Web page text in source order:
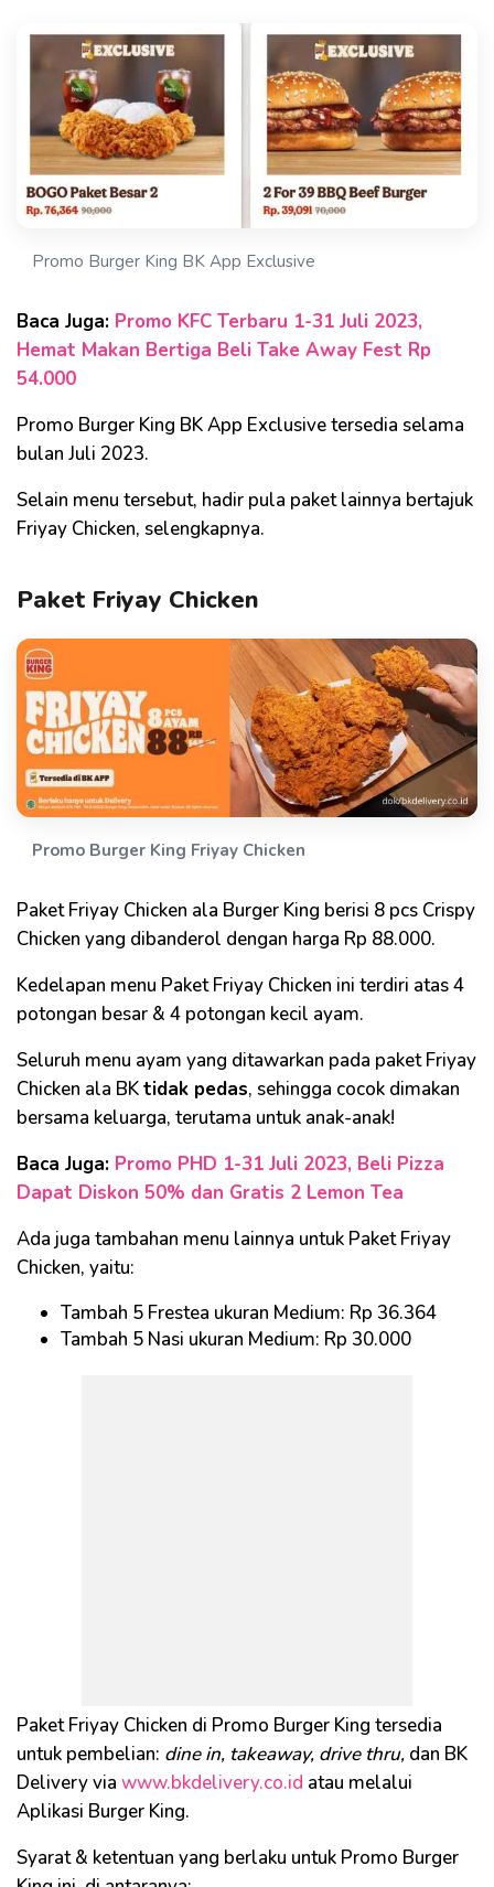
Promo Burger King BK App Exclusive
Baca Juga: Promo KFC Terbaru 1-31 Juli 2023,
Hemat Makan Bertiga Beli Take Away Fest Rp
54.000
Promo Burger King BK App Exclusive tersedia selama
bulan Juli 2023.
Selain menu tersebut, hadir pula paket lainnya bertajuk
Friyay Chicken, selengkapnya.
Paket Friyay Chicken
Promo Burger King Friyay Chicken
Paket Friyay Chicken ala Burger King berisi 8 pcs Crispy
Chicken yang dibanderol dengan harga Rp 88.000.
Kedelapan menu Paket Friyay Chicken ini terdiri atas 4
potongan besar & 4 potongan kecil ayam.
Seluruh menu ayam yang ditawarkan pada paket Friyay
Chicken ala BKtidak pedas, sehingga cocok dimakan
bersama keluarga, terutama untuk anak-anak!
Baca Juga: Promo PHD 1-31 Juli 2023, Beli Pizza
Dapat Diskon 50% dan Gratis 2 Lemon Tea
Ada juga tambahan menu lainnya untuk Paket Friyay
Chicken, yaitu:
Tambah 5 Frestea ukuran Medium: Rp 36.364
Tambah 5 Nasi ukuran Medium: Rp 30.000
Paket Friyay Chicken di Promo Burger King tersedia
untuk pembelian: dine in, takeaway, drive thru, dan BK
Delivery via www.bkdelivery.co.id atau melalui
Aplikasi Burger King.
Syarat & ketentuan yang berlaku untuk Promo Burger